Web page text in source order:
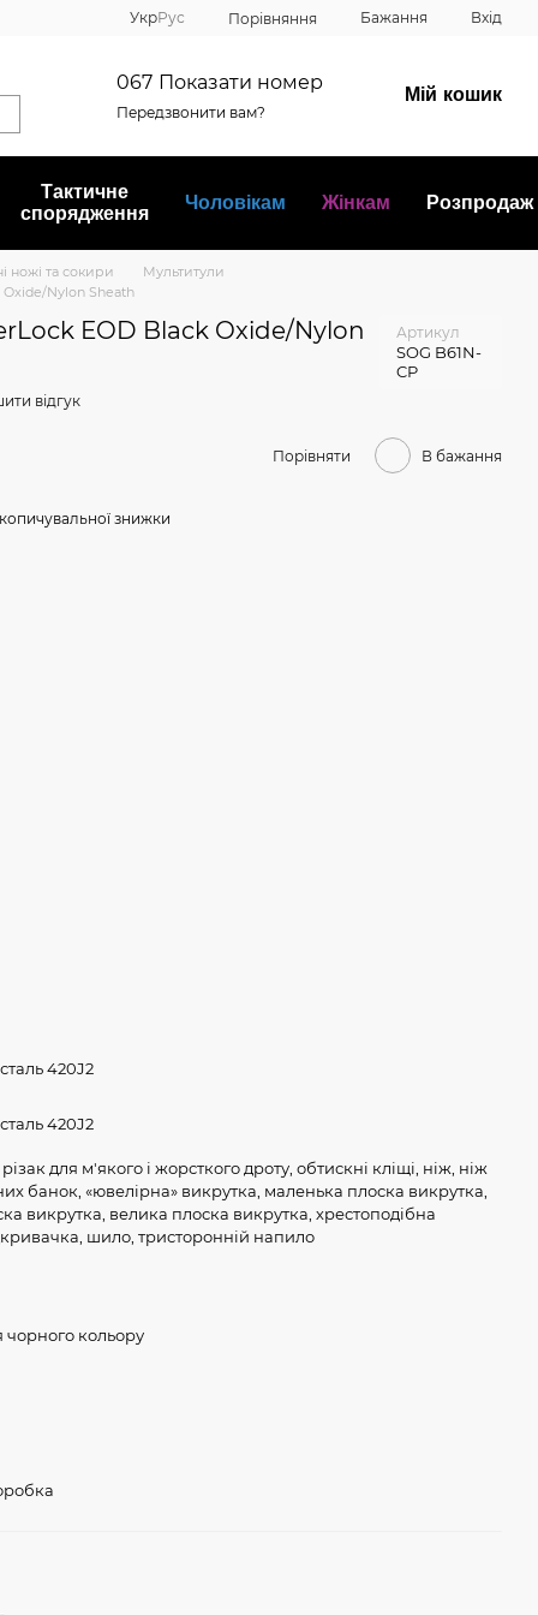
УкрРус Порівняння Бажання Вхід
067 Показати номер
Передзвонити вам?
Мій кошик
Тактичне
спорядження
Чоловікам Жінкам Розпродаж
ножі та сокири
Мультитули
Oxide/Nylon Sheath
EOD Black Oxide/Nylon
Артикул
SOG B61N-
CP
відгук
Порівняти В бажання
знижки
420J2
420J2
для м'якого і жорсткого дроту, обтискні кліщі, ніж, ніж
банок, «ювелірна» викрутка, маленька плоска викрутка,
викрутка, велика плоска викрутка, хрестоподібна
шило, тристоронній напило
кольору